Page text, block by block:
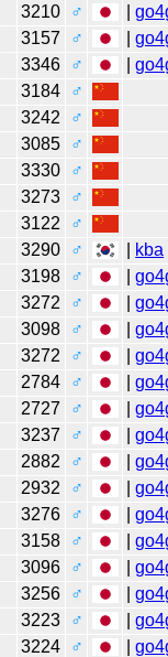
3210 ♂ |
3157 ♂ |
3346 ♂ |
3184
♂
3242
♂
3085
♂
3330
♂
3273
♂
3122
♂
3290 ♂ kba
3198 ♂ |
3272 ♂ |
3098 ♂ |
3272 ♂ |
2784 ♂ |
2727 ♂ |
3237 ♂ |
2882 ♂ |
2932 ♂ |
3276 ♂ |
3158 ♂ |
3096 ♂ |
3256 ♂ |
3223 ♂ |
3224 ♂ |